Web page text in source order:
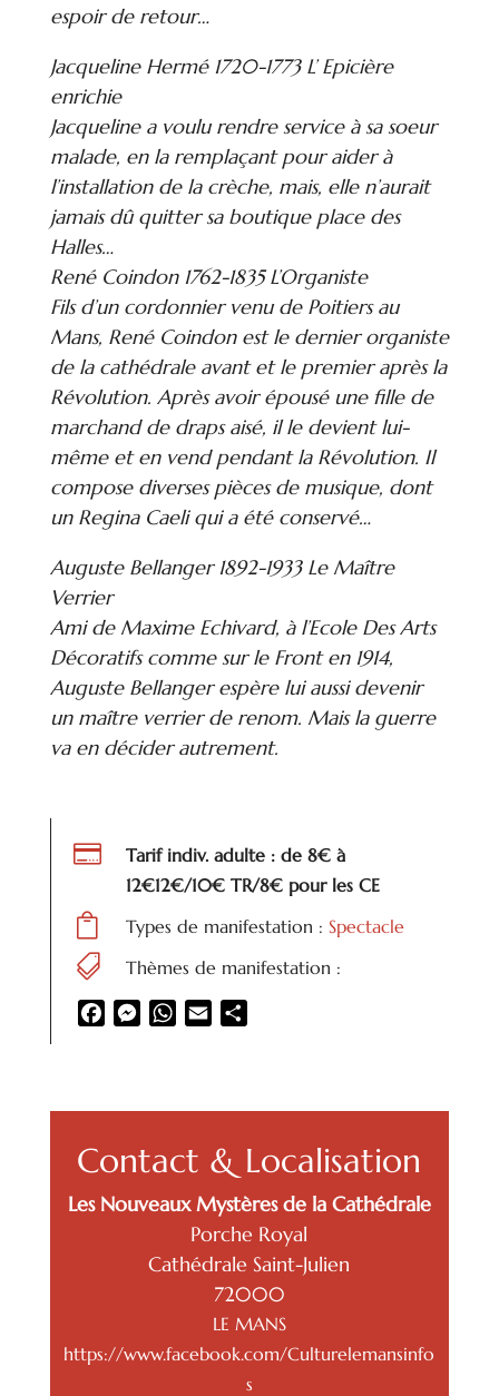
espoir de retour…
Jacqueline Hermé 1720-1773 L’ Epicière
enrichie
Jacqueline a voulu rendre service à sa soeur
malade, en la remplaçant pour aider à
l’installation de la crèche, mais, elle n’aurait
jamais dû quitter sa boutique place des
Halles…
René Coindon 1762-1835 L’Organiste
Fils d’un cordonnier venu de Poitiers au
Mans, René Coindon est le dernier organiste
de la cathédrale avant et le premier après la
Révolution. Après avoir épousé une fille de
marchand de draps aisé, il le devient lui-
même et en vend pendant la Révolution. Il
compose diverses pièces de musique, dont
un Regina Caeli qui a été conservé…
Auguste Bellanger 1892-1933 Le Maître
Verrier
Ami de Maxime Echivard, à l’Ecole Des Arts
Décoratifs comme sur le Front en 1914,
Auguste Bellanger espère lui aussi devenir
un maître verrier de renom. Mais la guerre
va en décider autrement.

Tarif indiv. adulte : de 8€ à
12€12€/10€ TR/8€ pour les CE
 Types de manifestation : Spectacle
 Thèmes de manifestation :
FacebookMessenger
WhatsApp
Email
Contact & Localisation
Les Nouveaux Mystères de la Cathédrale
Porche Royal
Cathédrale Saint-Julien
72000
LE MANS
https://www.facebook.com/Culturelemansinfo
s